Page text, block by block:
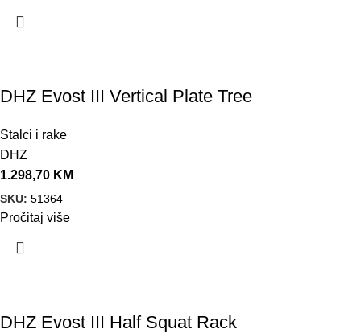
DHZ Evost III Vertical Plate Tree
Stalci i rake
DHZ
1.298,70 KM
SKU: 51364
Pročitaj više
DHZ Evost III Half Squat Rack